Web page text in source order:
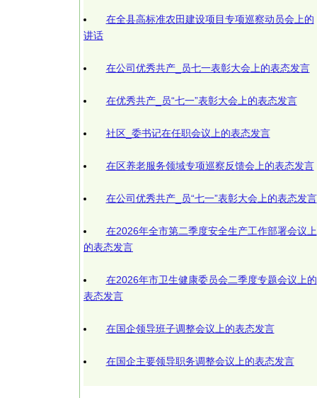
在全县高标准农田建设项目专项巡察动员会上的
讲话
在公司优秀共产_员七一表彰大会上的表态发言
在优秀共产_员“七一”表彰大会上的表态发言
社区_委书记在任职会议上的表态发言
在区养老服务领域专项巡察反馈会上的表态发言
在公司优秀共产_员“七一”表彰大会上的表态发言
在2026年全市第二季度安全生产工作部署会议上
的表态发言
在2026年市卫生健康委员会二季度专题会议上的
表态发言
在国企领导班子调整会议上的表态发言
在国企主要领导职务调整会议上的表态发言